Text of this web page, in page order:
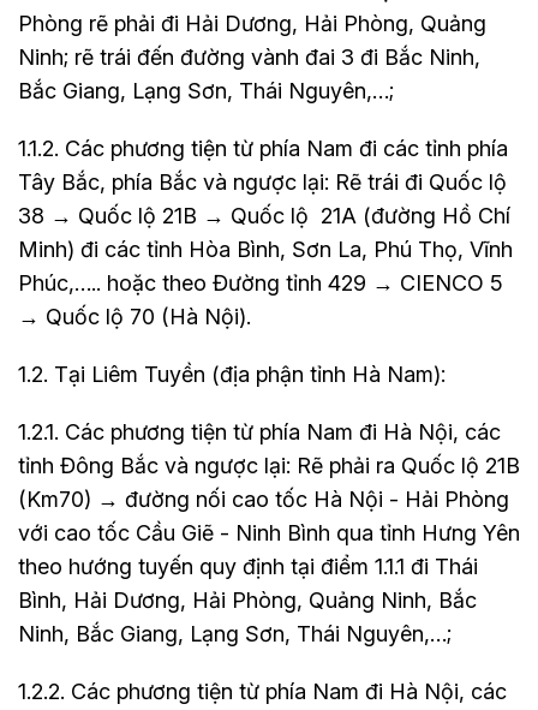
Phòng rẽ phải đi Hải Dương, Hải Phòng, Quảng
Ninh; rẽ trái đến đường vành đai 3 đi Bắc Ninh,
Bắc Giang, Lạng Sơn, Thái Nguyên,…;
1.1.2. Các phương tiện từ phía Nam đi các tỉnh phía
Tây Bắc, phía Bắc và ngược lại: Rẽ trái đi Quốc lộ
38 → Quốc lộ 21B → Quốc lộ 21A (đường Hồ Chí
Minh) đi các tỉnh Hòa Bình, Sơn La, Phú Thọ, Vĩnh
Phúc,….. hoặc theo Đường tỉnh 429 → CIENCO 5
→ Quốc lộ 70 (Hà Nội).
1.2. Tại Liêm Tuyền (địa phận tỉnh Hà Nam):
1.2.1. Các phương tiện từ phía Nam đi Hà Nội, các
tỉnh Đông Bắc và ngược lại: Rẽ phải ra Quốc lộ 21B
(Km70) → đường nối cao tốc Hà Nội - Hải Phòng
với cao tốc Cầu Giẽ - Ninh Bình qua tỉnh Hưng Yên
theo hướng tuyến quy định tại điểm 1.1.1 đi Thái
Bình, Hải Dương, Hải Phòng, Quảng Ninh, Bắc
Ninh, Bắc Giang, Lạng Sơn, Thái Nguyên,…;
1.2.2. Các phương tiện từ phía Nam đi Hà Nội, các